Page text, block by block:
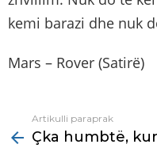
kemi barazi dhe nuk
Mars – Rover (Satirë)
more
Artikulli paraprak
Çka humbtë,